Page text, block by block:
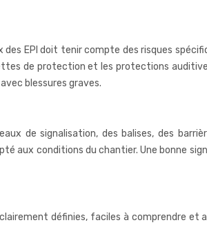
EPI doit tenir compte des risques
de protection et les protections
blessures graves.
de signalisation, des balises, des
aux conditions du chantier. Une bonne
définies, faciles à comprendre et